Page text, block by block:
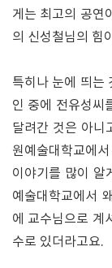
게는 최고의 공연
의 신성철님의 힘
특히나 눈에 띄는
인 중에 전유성씨
달려간 것은 아니
원예술대학교에
이야기를 많이 알
예술대학교에서
에 교수님으로 계
수로 있더라고요.